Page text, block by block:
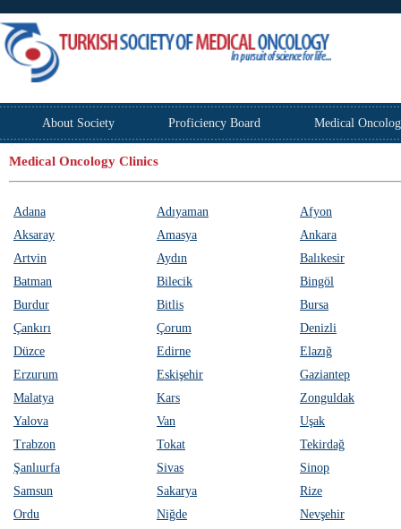
About Society Proficiency Board Medical
Medical Oncology Clinics
Adana Adıyaman
Afyon
Aksaray
Amasya
Ankara
Artvin
Aydın
Balıkesir
Batman
Bilecik
Bingöl
Burdur
Bitlis
Bursa
Çankırı
Çorum
Denizli
Düzce
Edirne
Elazığ
Erzurum
Eskişehir
Gaziantep
Malatya
Kars
Zonguldak
Yalova
Van
Uşak
Trabzon
Tokat
Tekirdağ
Şanlıurfa
Sivas
Sinop
Samsun
Sakarya
Rize
Ordu
Niğde
Nevşehir